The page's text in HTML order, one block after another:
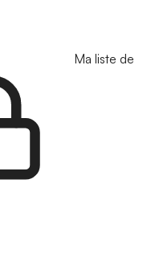
Ma liste de